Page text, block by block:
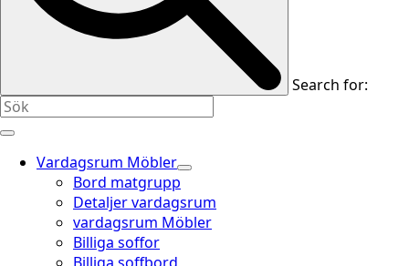
Search for:
Vardagsrum Möbler
Bord matgrupp
Detaljer vardagsrum
vardagsrum Möbler
Billiga soffor
Billiga soffbord